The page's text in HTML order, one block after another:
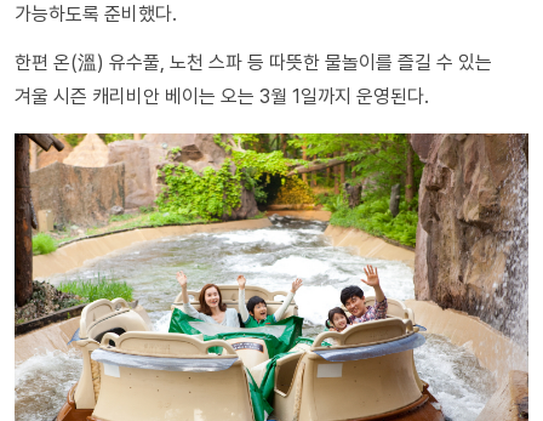
가능하도록 준비했다.
한편 온(溫) 유수풀, 노천 스파 등 따뜻한 물놀이를 즐길 수 있는
겨울 시즌 캐리비안 베이는 오는 3월 1일까지 운영된다.